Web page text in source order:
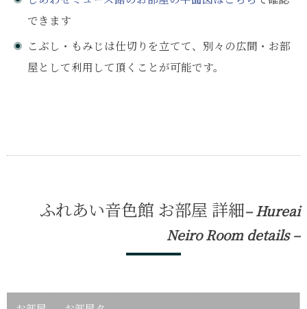
できます
こぶし・もみじは仕切りを立てて、別々の広間・お部
屋として利用して頂くことが可能です。
ふれあい音色館 お部屋 詳細– Hureai
Neiro Room details –